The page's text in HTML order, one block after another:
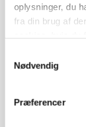
oplysninger, du
fra din brug af
Nødvendig
Præferencer
9670, Løgstør